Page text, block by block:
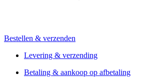
Installatie van de vakhandel
Aanbiedingen van meer dan 300 winkels
Verzending of Click & Collect
Bestellen & verzenden
Levering & verzending
Betaling & aankoop op afbetaling